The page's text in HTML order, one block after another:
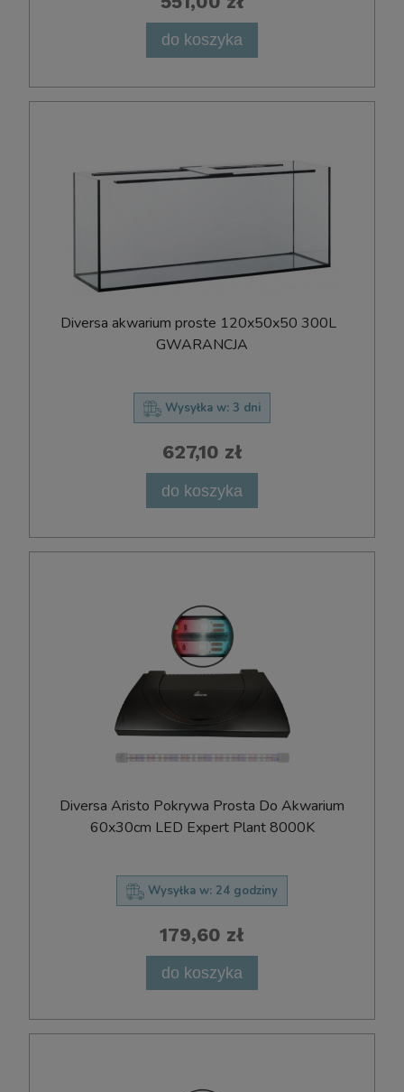
do koszyka
D​i​v​e​r​s​a​ ​a​k​w​a​r​i​u​m​ ​p​r​o​s​t​e​ ​120x​50x​50 300L ​ ​
G​W​A​R​A​N​C​J​A
Wysyłka w: 3 dni
627,10 zł
do koszyka
Diversa Aristo Pokrywa Prosta Do Akwarium
60x30cm LED Expert Plant 8000K
Wysyłka w: 24 godziny
179,60 zł
do koszyka